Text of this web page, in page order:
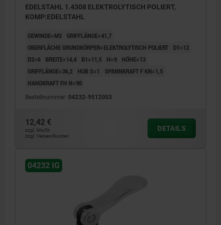
EDELSTAHL 1.4308 ELEKTROLYTISCH POLIERT,
KOMP:EDELSTAHL
GEWINDE=M3
GRIFFLÄNGE=41,7
OBERFLÄCHE GRUNDKÖRPER=ELEKTROLYTISCH POLIERT
D1=12
D2=6
BREITE=14,4 B1=11,5 H=9
HÖHE=13
GRIFFLÄNGE=36,2
HUB S=1
SPANNKRAFT F KN=1,5
HANDKRAFT FH N=90
Bestellnummer: 04232-9512003
12,42 €
zzgl. MwSt.
zzgl. Versandkosten
DETAILS
04232 IG